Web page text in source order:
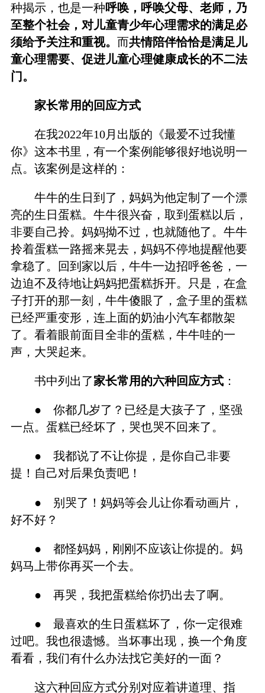
种揭示，也是一种呼唤，呼唤父母、老师，乃
至整个社会，对儿童青少年心理需求的满足必
须给予关注和重视。 而共情陪伴恰恰是满足儿
童心理需要、促进儿童心理健康成长的不二法
门。
家长常用的回应方式
在我2022年10月出版的《最爱不过我懂
你》这本书里，有一个案例能够很好地说明一
点。该案例是这样的：
牛牛的生日到了，妈妈为他定制了一个漂
亮的生日蛋糕。牛牛很兴奋，取到蛋糕以后，
非要自己拎。妈妈拗不过，也就随他了。牛牛
拎着蛋糕一路摇来晃去，妈妈不停地提醒他要
拿稳了。回到家以后，牛牛一边招呼爸爸，一
边迫不及待地让妈妈把蛋糕拆开。只是，在盒
子打开的那一刻，牛牛傻眼了，盒子里的蛋糕
已经严重变形，连上面的奶油小汽车都散架
了。看着眼前面目全非的蛋糕，牛牛哇的一
声，大哭起来。
书中列出了家长常用的六种回应方式 ：
● 你都几岁了？已经是大孩子了，坚强
一点。蛋糕已经坏了，哭也哭不回来了。
● 我都说了不让你提，是你自己非要
提！自己对后果负责吧！
● 别哭了！妈妈等会儿让你看动画片，
好不好？
● 都怪妈妈，刚刚不应该让你提的。妈
妈马上带你再买一个去。
● 再哭，我把蛋糕给你扔出去了啊。
● 最喜欢的生日蛋糕坏了，你一定很难
过吧。我也很遗憾。当坏事出现，换一个角度
看看，我们有什么办法找它美好的一面？
这六种回应方式分别对应着讲道理、指